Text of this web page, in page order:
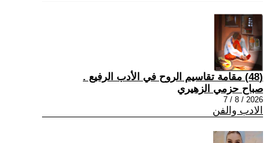
(48) مقامة تقاسيم الروح في الأدب الرفيع .
صباح حزمي الزهيري
2026 / 8 / 7
الادب والفن